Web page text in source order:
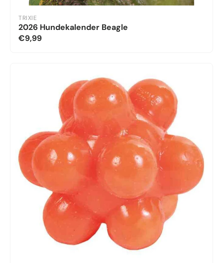
TRIXIE
2026 Hundekalender Beagle
€9,99